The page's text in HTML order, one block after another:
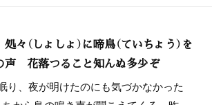
（しょしょ）に啼鳥（ていちょう）を
花落つること知んぬ多少ぞ
り、夜が明けたのにも気づかなかった